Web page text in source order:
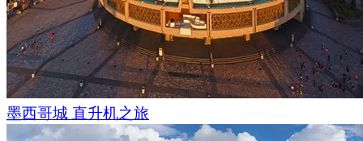
墨西哥城 直升机之旅